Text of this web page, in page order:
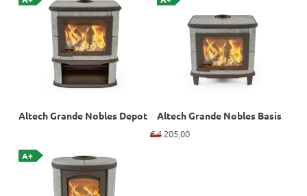
Altech Grande Nobles Depot Altech Grande Nobles Basis
A+
€4.205,00